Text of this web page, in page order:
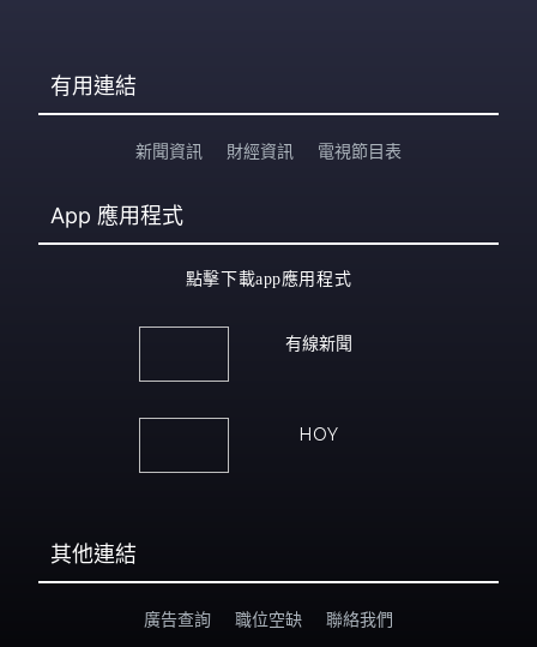
有用連結
新聞資訊 財經資訊 電視節目表
App 應用程式
點擊下載app應用程式
有線新聞
HOY
其他連結
廣告查詢 職位空缺 聯絡我們